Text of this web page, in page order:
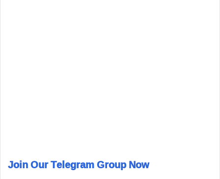
Join Our Telegram Group Now